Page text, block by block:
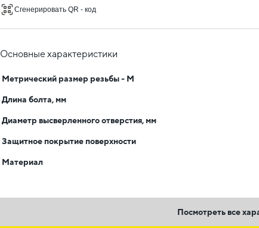
Сгенерировать QR - код
Основные характеристики
Метрический размер резьбы - М
Длина болта, мм
Диаметр высверленного отверстия, мм
Защитное покрытие поверхности
Материал
Посмотреть все